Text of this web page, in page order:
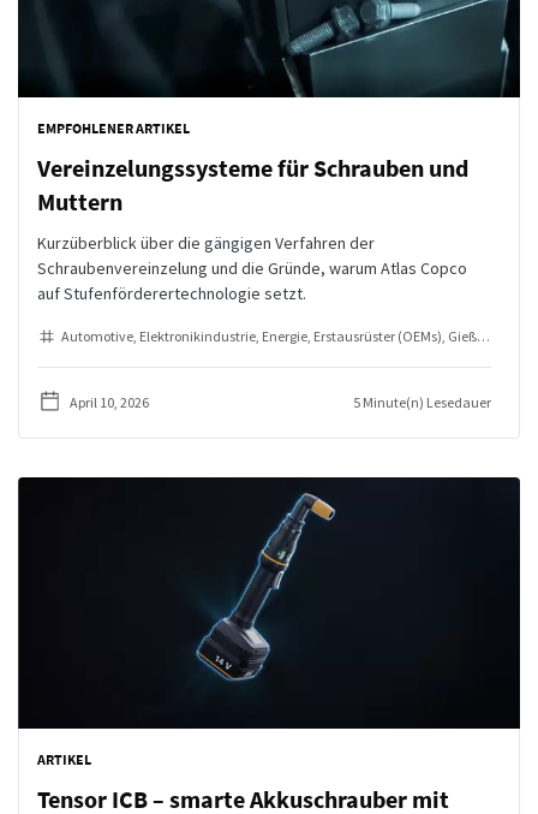
EMPFOHLENER ARTIKEL
Vereinzelungssysteme für Schrauben und
Muttern
Kurzüberblick über die gängigen Verfahren der
Schraubenvereinzelung und die Gründe, warum Atlas Copco
auf Stufenförderertechnologie setzt.
Automotive Elektronikindustrie Energie Erstausrüster (OEMs) Gießereien und Metallverarbeitung
April 10, 2026 5 Minute(n) Lesedauer
ARTIKEL
Tensor ICB – smarte Akkuschrauber mit